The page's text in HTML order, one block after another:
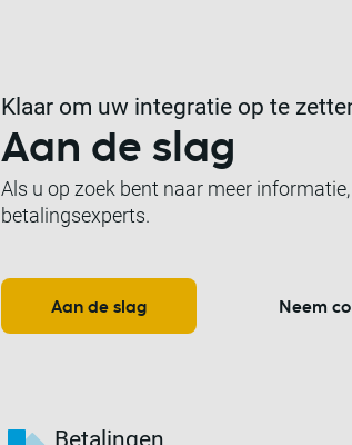
Klaar om uw integratie op te
Aan de slag
Als u op zoek bent naar meer
betalingsexperts.
Aan de slag Neem
Betalingen